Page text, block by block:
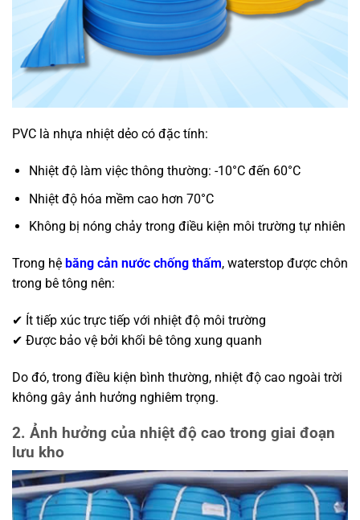
PVC là nhựa nhiệt dẻo có đặc tính:
Nhiệt độ làm việc thông thường: -10°C đến 60°C
Nhiệt độ hóa mềm cao hơn 70°C
Không bị nóng chảy trong điều kiện môi trường tự nhiên
Trong hệ băng cản nước chống thấm, waterstop được chôn
trong bê tông nên:
✔ Ít tiếp xúc trực tiếp với nhiệt độ môi trường
✔ Được bảo vệ bởi khối bê tông xung quanh
Do đó, trong điều kiện bình thường, nhiệt độ cao ngoài trời
không gây ảnh hưởng nghiêm trọng.
2. Ảnh hưởng của nhiệt độ cao trong giai đoạn
lưu kho